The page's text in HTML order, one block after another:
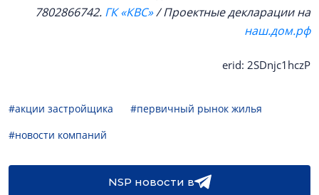
7802866742. ГК «КВС»/ Проектные декларации на
наш.дом.рф
erid: 2SDnjc1hczP
#акции застройщика
#первичный рынок жилья
#новости компаний
NSP новости в